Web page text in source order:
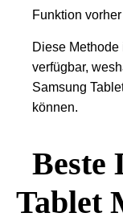
Funktion
Diese
verfügbar,
Samsung
können.
Beste
Tablet